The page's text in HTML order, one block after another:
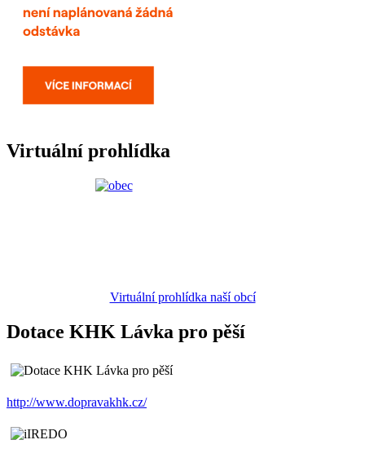
Virtuální prohlídka
Virtuální prohlídka naší obcí
Dotace KHK Lávka pro pěší
http://www.dopravakhk.cz/